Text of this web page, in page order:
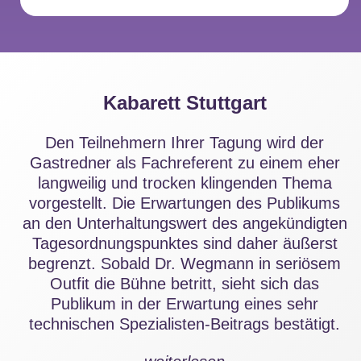
Kabarett Stuttgart
Den Teilnehmern Ihrer Tagung wird der
Gastredner als Fachreferent zu einem eher
langweilig und trocken klingenden Thema
vorgestellt. Die Erwartungen des Publikums
an den Unterhaltungswert des angekündigten
Tagesordnungspunktes sind daher äußerst
begrenzt. Sobald Dr. Wegmann in seriösem
Outfit die Bühne betritt, sieht sich das
Publikum in der Erwartung eines sehr
technischen Spezialisten-Beitrags bestätigt.